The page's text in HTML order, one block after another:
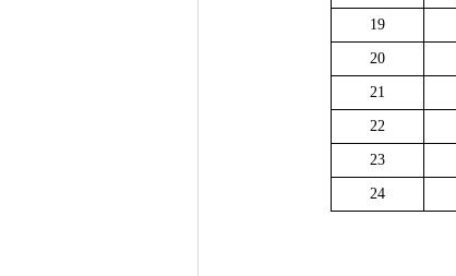
19
20
21
22
23
24